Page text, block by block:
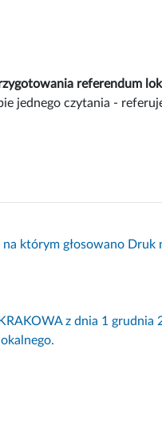
referendum
jednego czytania -
którym głosowano Druk
z dnia 1